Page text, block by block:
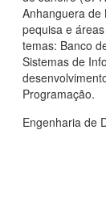
Anhanguera de
pequisa e
temas: Banco
Sistemas de
Programação.
Engenharia de